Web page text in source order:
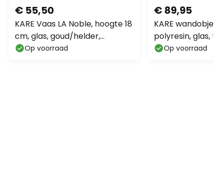
€ 55,50
KARE Vaas LA Noble, hoogte 18
cm, glas, goud/helder,
handgemaakt
Op voorraad
€ 89,95
KARE
polyresin, glas,
Op voorraad